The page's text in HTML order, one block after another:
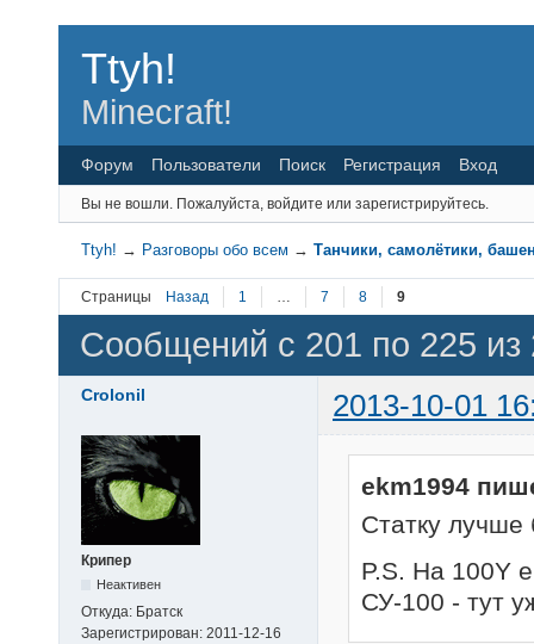
Ttyh!
Minecraft!
Форум Пользователи Поиск Регистрация Вход
Вы не вошли. Пожалуйста, войдите или зарегистрируйтесь.
Ttyh! → Разговоры обо всем →Танчики, самолётики,
Страницы Назад 1 7 8 9
Сообщений с 201 по 225 из
Crolonil 2013-10-01
Крипер
Неактивен
Откуда: Братск
Зарегистрирован: 2011-12-16
ekm1994
Статку лучше
P.S. На 100Y
СУ-100 - тут